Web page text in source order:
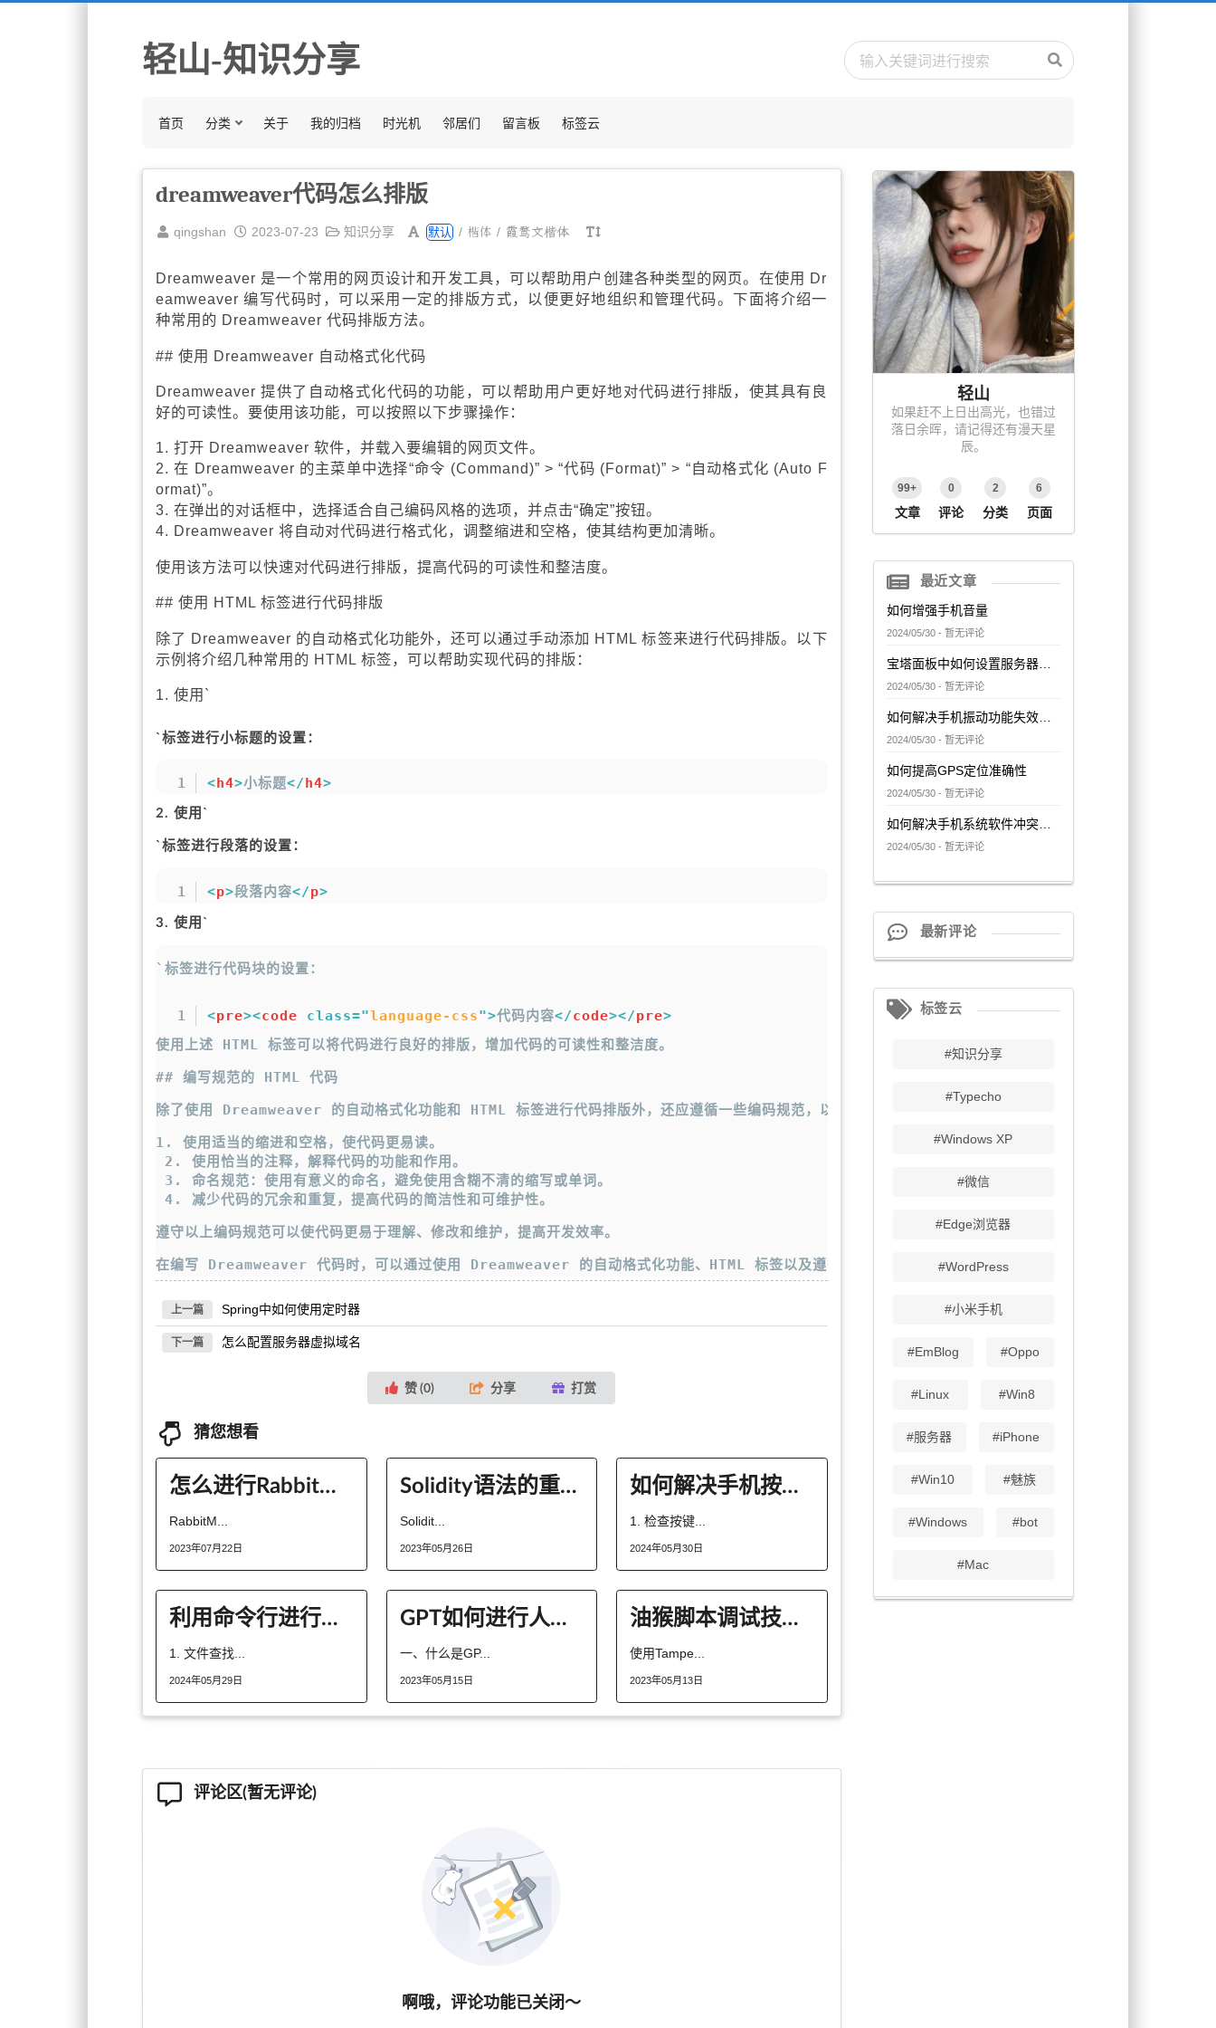
轻山-知识分享
首页 分类 关于 我的归档 时光机 邻居们 留言板 标签云
dreamweaver代码怎么排版
qingshan 2023-07-23 知识分享 默认 / 楷体 / 霞鹜文楷体
Dreamweaver 是一个常用的网页设计和开发工具，可以帮助用户创建各种类型的网页。在使用 Dr
eamweaver 编写代码时，可以采用一定的排版方式，以便更好地组织和管理代码。下面将介绍一
种常用的 Dreamweaver 代码排版方法。
## 使用 Dreamweaver 自动格式化代码
Dreamweaver 提供了自动格式化代码的功能，可以帮助用户更好地对代码进行排版，使其具有良
好的可读性。要使用该功能，可以按照以下步骤操作：
1. 打开 Dreamweaver 软件，并载入要编辑的网页文件。
2. 在 Dreamweaver 的主菜单中选择“命令 (Command)” > “代码 (Format)” > “自动格式化 (Auto F
ormat)”。
3. 在弹出的对话框中，选择适合自己编码风格的选项，并点击“确定”按钮。
4. Dreamweaver 将自动对代码进行格式化，调整缩进和空格，使其结构更加清晰。
使用该方法可以快速对代码进行排版，提高代码的可读性和整洁度。
## 使用 HTML 标签进行代码排版
除了 Dreamweaver 的自动格式化功能外，还可以通过手动添加 HTML 标签来进行代码排版。以下
示例将介绍几种常用的 HTML 标签，可以帮助实现代码的排版：
1. 使用`
`标签进行小标题的设置：
<h4>小标题</h4>
2. 使用`
`标签进行段落的设置：
<p>段落内容</p>
3. 使用`
`标签进行代码块的设置：
<pre><code class="language-css">代码内容</code></pre>
使用上述 HTML 标签可以将代码进行良好的排版，增加代码的可读性和整洁度。
## 编写规范的 HTML 代码
除了使用 Dreamweaver 的自动格式化功能和 HTML 标签进行代码排版外，还应遵循一些编码规范，以便更好地组织和管理代码。以下是一些常用的编码规范：
1. 使用适当的缩进和空格，使代码更易读。
2. 使用恰当的注释，解释代码的功能和作用。
3. 命名规范：使用有意义的命名，避免使用含糊不清的缩写或单词。
4. 减少代码的冗余和重复，提高代码的简洁性和可维护性。
遵守以上编码规范可以使代码更易于理解、修改和维护，提高开发效率。
在编写 Dreamweaver 代码时，可以通过使用 Dreamweaver 的自动格式化功能、HTML 标签以及遵循编码规范来实现代码的良好排版。这样可以使代码更具可
上一篇 Spring中如何使用定时器
下一篇 怎么配置服务器虚拟域名
赞 (0) 分享 打赏
猜您想看
怎么进行RabbitMQ镜像队列分析
RabbitM...
2023年07月22日
Solidity语法的重载，继承的定义是什么
Solidit...
2023年05月26日
如何解决手机按键失灵问题
1. 检查按键...
2024年05月30日
利用命令行进行高效文件管理
1. 文件查找...
2024年05月29日
GPT如何进行人物情感分析
一、什么是GP...
2023年05月15日
油猴脚本调试技巧：使用 Tampermonkey 文件编辑器进行代码修改
使用Tampe...
2023年05月13日
评论区(暂无评论)
啊哦，评论功能已关闭～
轻山
如果赶不上日出高光，也错过
落日余晖，请记得还有漫天星
辰。
99+
文章
0
评论
2
分类
6
页面
最近文章
如何增强手机音量
2024/05/30 - 暂无评论
宝塔面板中如何设置服务器的网络访问控制
2024/05/30 - 暂无评论
如何解决手机振动功能失效问题
2024/05/30 - 暂无评论
如何提高GPS定位准确性
2024/05/30 - 暂无评论
如何解决手机系统软件冲突问题
2024/05/30 - 暂无评论
最新评论
标签云
#知识分享
#Typecho
#Windows XP
#微信
#Edge浏览器
#WordPress
#小米手机
#EmBlog #Oppo
#Linux #Win8
#服务器 #iPhone
#Win10 #魅族
#Windows #bot
#Mac